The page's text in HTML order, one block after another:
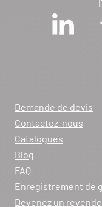
Demande de devis
Contactez-nous
Catalogues
Blog
FAQ
Enregistrement de
Devenez un